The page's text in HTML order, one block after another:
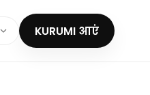
KURUMI आएं